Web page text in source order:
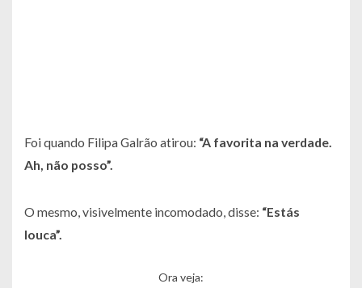
Foi quando Filipa Galrão atirou: “A favorita na verdade.
Ah, não posso”.
O mesmo, visivelmente incomodado, disse: “Estás
louca”.
Ora veja: